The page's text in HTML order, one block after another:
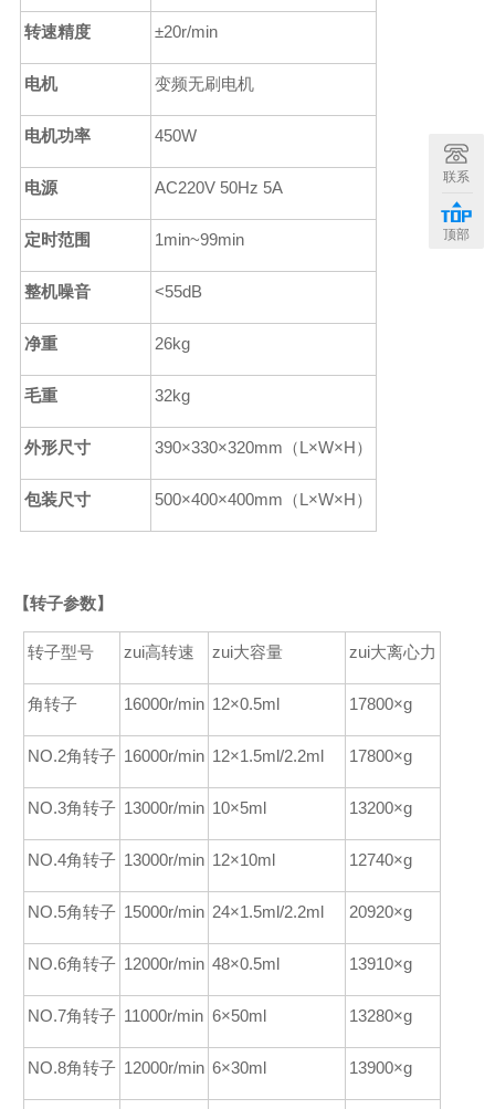
转速精度 ±20r/min
电机 变频无刷电机
电机功率 450W
电源 AC220V 50Hz 5A
定时范围 1min~99min
整机噪音 <55dB
净重 26kg
毛重 32kg
外形尺寸 390×330×320mm （L ×W×H）
包装尺寸 500×400×400mm （L ×W×H）
【转子参数】
转子型号 zui高转速 zui大容量 zui大离心力
角转子 16000r/min 12×0.5ml 17800×g
NO.2角转子 16000r/min 12×1.5ml/2.2ml 17800×g
NO.3角转子 13000r/min 10×5ml 13200×g
NO.4角转子 13000r/min 12×10ml 12740×g
NO.5角转子 15000r/min 24×1.5ml/2.2ml 20920×g
NO.6角转子 12000r/min 48×0.5ml 13910×g
NO.7角转子 11000r/min 6×50ml 13280×g
NO.8角转子 12000r/min 6×30ml 13900×g
联系
顶部